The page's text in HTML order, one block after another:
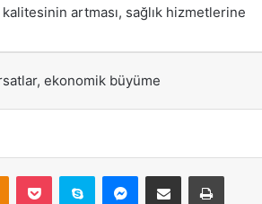
kalitesinin artması, sağlık hizmetlerine
ekonomik büyüme
Odnoklassniki
Pocket Skype Messenger
E-Posta ile paylaş Yazdır